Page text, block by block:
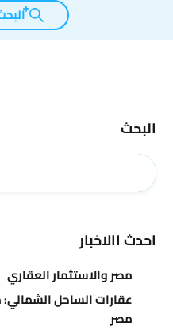
البحث
احدث االاخبار
مصر والاستثمار العقاري
عقارات الساحل
مصر